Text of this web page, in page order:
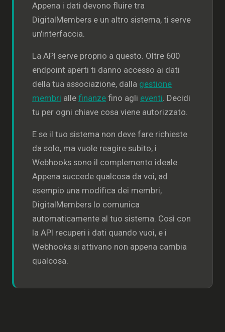
Appena i dati devono fluire tra
DigitalMembers e un altro sistema, ti serve
un'interfaccia.
La API serve proprio a questo. Oltre 600
endpoint aperti ti danno accesso ai dati
della tua associazione, dalla gestione
membri alle finanze fino agli eventi. Decidi
tu per ogni chiave cosa viene autorizzato.
E se il tuo sistema non deve fare richieste
da solo, ma vuole reagire subito, i
Webhooks sono il complemento ideale.
Appena succede qualcosa da voi, ad
esempio una modifica dei membri,
DigitalMembers lo comunica
automaticamente al tuo sistema. Così con
la API recuperi i dati quando vuoi, e i
Webhooks si attivano non appena cambia
qualcosa.